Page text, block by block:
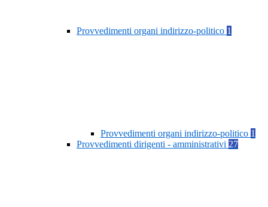
Provvedimenti organi indirizzo-politico 1
Provvedimenti organi indirizzo-politico 1
Provvedimenti dirigenti - amministrativi 27